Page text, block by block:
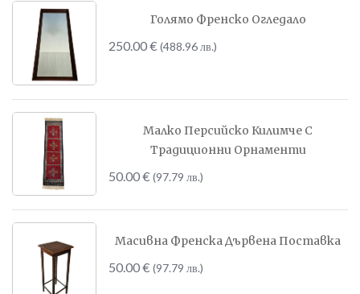
Голямо Френско Огледало
250.00€ (488.96 лв.)
Малко Персийско Килимче С
Традиционни Орнаменти
50.00€ (97.79 лв.)
Масивна Френска Дървена Поставка
50.00€ (97.79 лв.)